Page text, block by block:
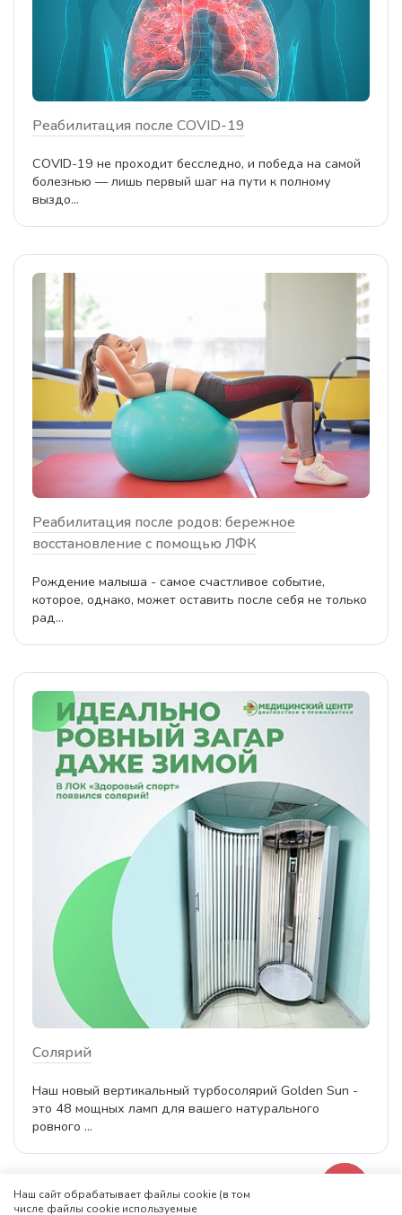
Реабилитация после COVID-19
COVID-19 не проходит бесследно, и победа на самой
болезнью — лишь первый шаг на пути к полному
выздо...
Реабилитация после родов: бережное
восстановление с помощью ЛФК
Рождение малыша - самое счастливое событие,
которое, однако, может оставить после себя не только
рад...
Солярий
Наш новый вертикальный турбосолярий Golden Sun -
это 48 мощных ламп для вашего натурального
ровного ...
Наш сайт обрабатывает файлы cookie (в том
числе файлы cookie используемые